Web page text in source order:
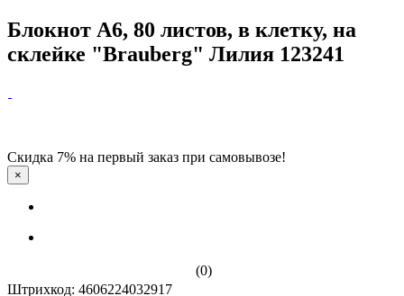
Блокнот А6, 80 листов, в клетку, на
склейке "Brauberg" Лилия 123241
Скидка 7% на первый заказ при самовывозе!
×
(0)
Штрихкод: 4606224032917